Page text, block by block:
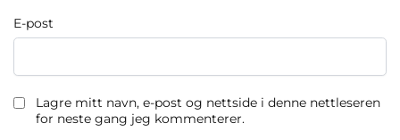
E-post
Lagre mitt navn, e-post og nettside i denne nettleseren
for neste gang jeg kommenterer.